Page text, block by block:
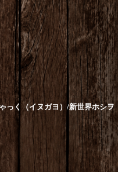
っく（イヌガヨ） /新世界ホシヲ